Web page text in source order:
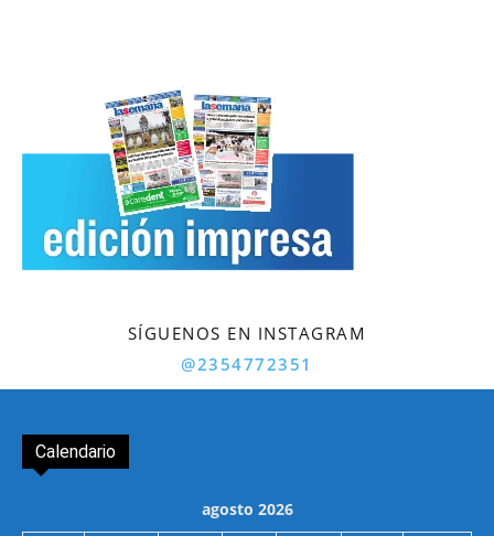
SÍGUENOS EN INSTAGRAM
@2354772351
Calendario
agosto 2026